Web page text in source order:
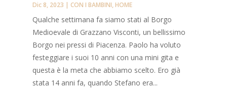
Dic 8, 2023 | CON I BAMBINI,HOME
Qualche settimana fa siamo stati al Borgo
Medioevale di Grazzano Visconti, un bellissimo
Borgo nei pressi di Piacenza. Paolo ha voluto
festeggiare i suoi 10 anni con una mini gita e
questa è la meta che abbiamo scelto. Ero già
stata 14 anni fa, quando Stefano era...